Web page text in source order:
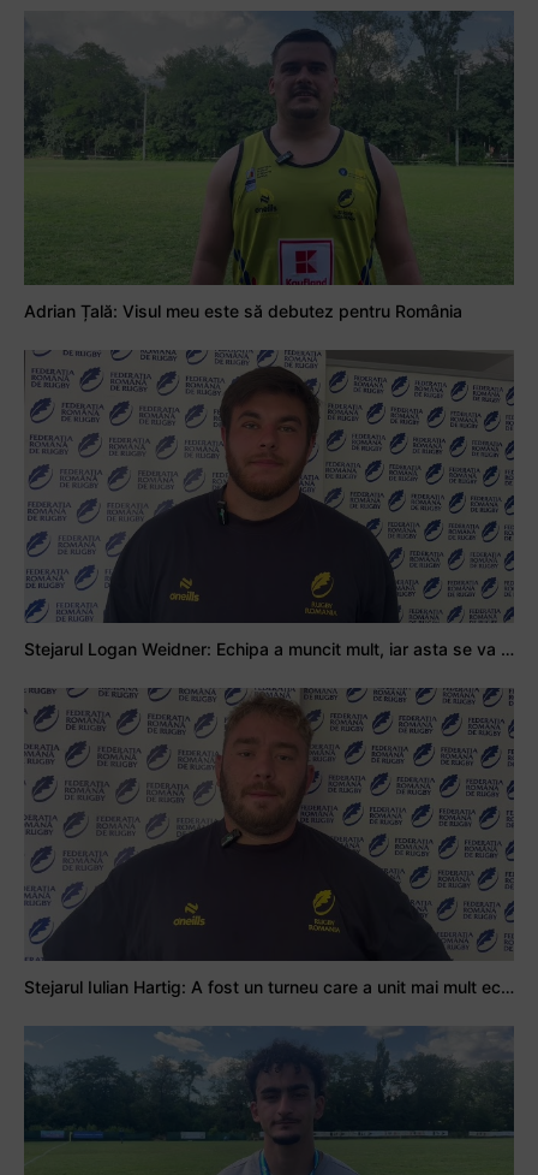
Adrian Țală: Visul meu este să debutez pentru România
Stejarul Logan Weidner: Echipa a muncit mult, iar asta se va vedea în meciurile de la Nations Cup
Stejarul Iulian Hartig: A fost un turneu care a unit mai mult echipa